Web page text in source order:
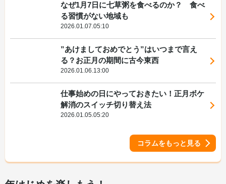
なぜ1月7日に七草粥を食べるのか？ 食べ
る習慣がない地域も
2026.01.07.05:10
”あけましておめでとう”はいつまで言え
る？お正月の期間に古今東西
2026.01.06.13:00
仕事始めの日にやっておきたい！正月ボケ
解消のスイッチ切り替え法
2026.01.05.05:20
コラムをもっと見る